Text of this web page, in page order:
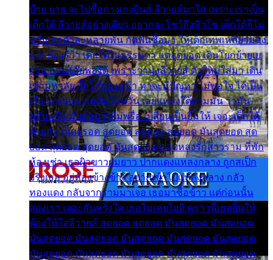
บ๊าย บาย จะไปซื้อกางเกงยีนส์ ลีวายส์มาใส่ เพราะเราเป็น
เด็กใต้ ลีวายส์อย่างเดียว อยากจะโชว์ถึงหิวโซ เด็กใต้ก็ไม่
หวั่น ตกตัวละหลายพัน กัดฟันซื้อมา ให้เด็กเทพเหลียวมอง
และต้องรู้ว่า เด็กใต้ไม่ธรรมดา แต่สุดยอด เดินโยกย้ายเย
ยวน กวนโอ๊ยพอได้ เพราะว่านุ่งลีวายส์ ตัวใหม่ใส่มา เดิน
เข้ามหาลัย จิ๊กโก๊มองหน้า ท่าจะมีปัญหา ไม่พอใจ ได้เป็น
เรื่องแน่นอน แต่ฉันไม่หวั่น เลยแหลงใต้ถามมัน ว่ามัน
พรั่นพรือ มันตอบว่าไม่พรื่อ เปลี่ยนเป็นยิ้มให้ เจอะเด็กใต้
ด้วยกัน ก็เลยรอด สุดยอด สุดยอด สุดยอด มันสุดยอด สุด
ยอด สุดยอด สุดยอด มันสุดยอด แอบหลงรักสาวราม ที่พัก
ห้องเช่า เธอผิวขาวผมยาว ปากแดงแหลงกลาง ถูกสเป็ก
จริงเธอ อยู่ห้องข้างข้าง อยากเข้าไปแหลงกลาง กลัว
ทองแดง กลับจากรามมาเจอ เธอมาซื้อข้าว แต่ก่อนนั้น
สองเรา เจอะกันครั้งใด เธอไม่เคยไยดี คราวนี้เธอยิ้มให้
ต้องให้ใส่ลีวายส์ สุดยอด สุดยอด มันสุดยอด มันสุดยอด
มันสุดยอด มันสุดยอด มันสุดยอด มันสุดยอด มันสุดยอด
มันสุดยอด มันสุดยอด มันสุดยอด มันสุดยอด มันสุดยอด